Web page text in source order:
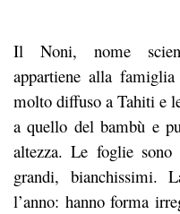
Il Noni, nome
appartiene alla
molto diffuso a Tahiti e
a quello del bambù e
altezza. Le foglie
grandi, bianchissimi.
l’anno: hanno forma